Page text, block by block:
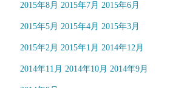
2015年8月 2015年7月 2015年6月
2015年5月 2015年4月 2015年3月
2015年2月 2015年1月 2014年12月
2014年11月 2014年10月 2014年9月